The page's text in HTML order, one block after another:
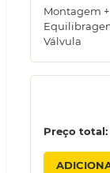
Montagem +
Válvula
Preço total: